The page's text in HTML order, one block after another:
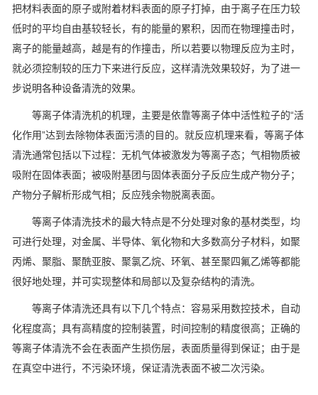
把材料表面的原子或附着材料表面的原子打掉，由于离子在压力较
低时的平均自由基较轻长，有的能量的累积，因而在物理撞击时，
离子的能量越高，越是有的作撞击，所以若要以物理反应为主时，
就必须控制较的压力下来进行反应，这样清洗效果较好，为了进一
步说明各种设备清洗的效果。
等离子体清洗机的机理，主要是依靠等离子体中活性粒子的“活
化作用”达到去除物体表面污渍的目的。就反应机理来看，等离子体
清洗通常包括以下过程：无机气体被激发为等离子态；气相物质被
吸附在固体表面；被吸附基团与固体表面分子反应生成产物分子；
产物分子解析形成气相；反应残余物脱离表面。
等离子体清洗技术的最大特点是不分处理对象的基材类型，均
可进行处理，对金属、半导体、氧化物和大多数高分子材料，如聚
丙烯、聚脂、聚酰亚胺、聚氯乙烷、环氧、甚至聚四氟乙烯等都能
很好地处理，并可实现整体和局部以及复杂结构的清洗。
等离子体清洗还具有以下几个特点：容易采用数控技术，自动
化程度高；具有高精度的控制装置，时间控制的精度很高；正确的
等离子体清洗不会在表面产生损伤层，表面质量得到保证；由于是
在真空中进行，不污染环境，保证清洗表面不被二次污染。